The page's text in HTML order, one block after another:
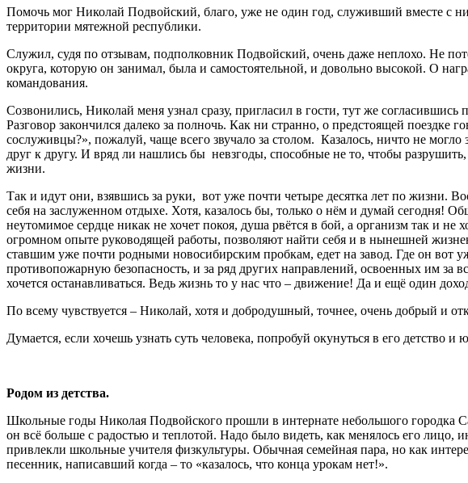
Помочь мог Николай Подвойский, благо, уже не один год, служивший вместе с
территории мятежной республики.
Служил, судя по отзывам, подполковник Подвойский, очень даже неплохо. Не
округа, которую он занимал, была и самостоятельной, и довольно высокой. О
командования.
Созвонились, Николай меня узнал сразу, пригласил в гости, тут же
Разговор закончился далеко за полночь. Как ни странно, о предстоящей
сослуживцы?», пожалуй, чаще всего звучало за столом. Казалось, ничто не
друг к другу. И вряд ли нашлись бы невзгоды, способные не то, чтобы
жизни.
Так и идут они, взявшись за руки, вот уже почти четыре десятка лет по жизни.
себя на заслуженном отдыхе. Хотя, казалось бы, только о нём и думай сегодня!
неутомимое сердце никак не хочет покоя, душа рвётся в бой, а организм так и
огромном опыте руководящей работы, позволяют найти себя и в нынешней
ставшим уже почти родными новосибирским пробкам, едет на завод. Где он вот
противопожарную безопасность, и за ряд других направлений, освоенных им за
хочется останавливаться. Ведь жизнь то у нас что – движение! Да и ещё один
По всему чувствуется – Николай, хотя и добродушный, точнее, очень добрый и
Думается, если хочешь узнать суть человека, попробуй окунуться в его
Родом из детства.
Школьные годы Николая Подвойского прошли в интернате небольшого городка
он всё больше с радостью и теплотой. Надо было видеть, как менялось его лицо,
привлекли школьные учителя физкультуры. Обычная семейная пара, но как
песенник, написавший когда – то «казалось, что конца урокам нет!».